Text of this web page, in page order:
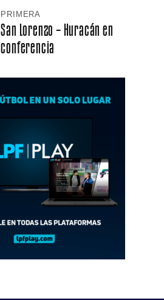
PRIMERA
San Lorenzo – Huracán en
conferencia